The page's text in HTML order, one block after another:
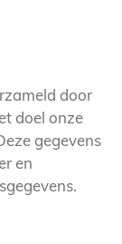
door
doel onze
gegevens
en